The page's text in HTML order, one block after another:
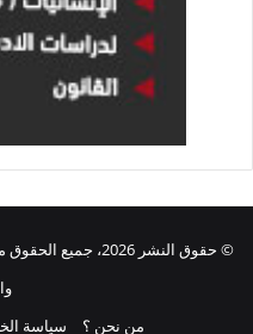
© حقوق النشر
من نحن ؟
سياسة